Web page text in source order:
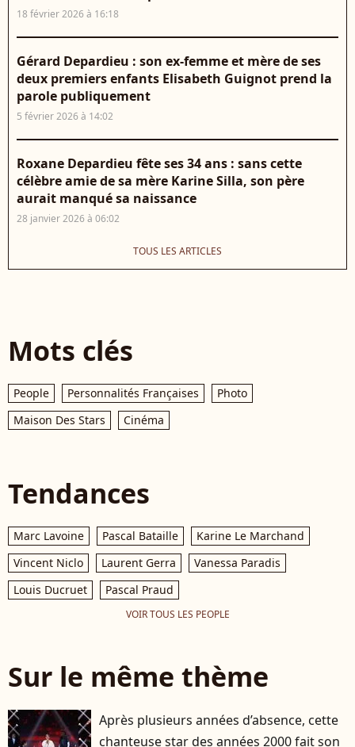
18 février 2026 à 16:18
Gérard Depardieu : son ex-femme et mère de ses
deux premiers enfants Elisabeth Guignot prend la
parole publiquement
5 février 2026 à 14:02
Roxane Depardieu fête ses 34 ans : sans cette
célèbre amie de sa mère Karine Silla, son père
aurait manqué sa naissance
28 janvier 2026 à 06:02
TOUS LES ARTICLES
Mots clés
People Personnalités Françaises
Photo
Maison Des Stars
Cinéma
Tendances
Marc Lavoine Pascal Bataille
Karine Le Marchand
Vincent Niclo
Laurent Gerra
Vanessa Paradis
Louis Ducruet
Pascal Praud
VOIR TOUS LES PEOPLE
Sur le même thème
Après plusieurs années d’absence, cette
chanteuse star des années 2000 fait son